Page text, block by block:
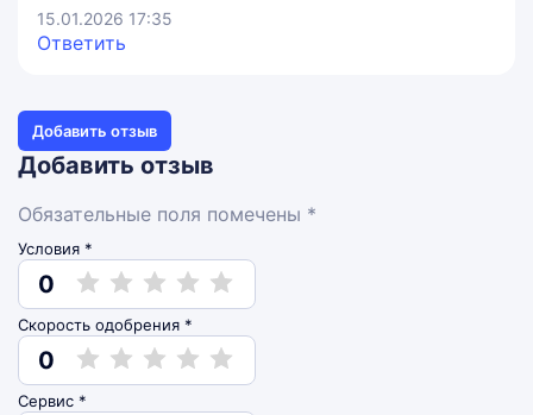
15.01.2026 17:35
Ответить
Добавить отзыв
Добавить отзыв
Обязательные поля помечены *
Условия *
0
Скорость одобрения *
0
Сервис *